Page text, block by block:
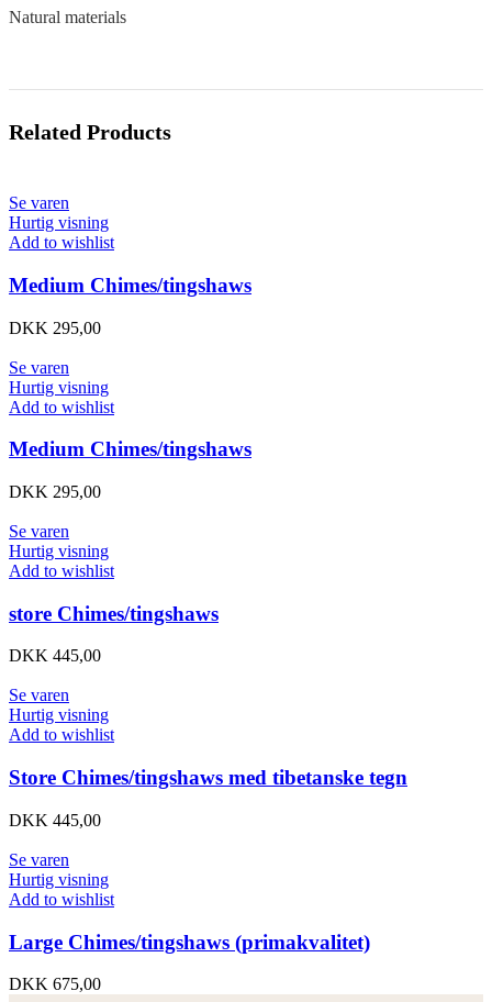
Natural materials
Related Products
Se varen
Hurtig visning
Add to wishlist
Medium Chimes/tingshaws
DKK 295,00
Se varen
Hurtig visning
Add to wishlist
Medium Chimes/tingshaws
DKK 295,00
Se varen
Hurtig visning
Add to wishlist
store Chimes/tingshaws
DKK 445,00
Se varen
Hurtig visning
Add to wishlist
Store Chimes/tingshaws med tibetanske tegn
DKK 445,00
Se varen
Hurtig visning
Add to wishlist
Large Chimes/tingshaws (primakvalitet)
DKK 675,00